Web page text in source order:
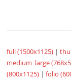
full (1500x1125) |
medium_large
(800x1125) |folio